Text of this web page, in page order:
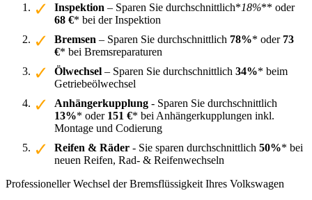
Inspektion – Sparen Sie durchschnittlich*18%** oder
68 €* bei der Inspektion
Bremsen – Sparen Sie durchschnittlich 78%* oder 73
€* bei Bremsreparaturen
Ölwechsel – Sparen Sie durchschnittlich 34%* beim
Getriebeölwechsel
Anhängerkupplung - Sparen Sie durchschnittlich
13%* oder 151 €* bei Anhängerkupplungen inkl.
Montage und Codierung
Reifen & Räder - Sie sparen durchschnittlich 50%* bei
neuen Reifen, Rad- & Reifenwechseln
Professioneller Wechsel der Bremsflüssigkeit Ihres Volkswagen